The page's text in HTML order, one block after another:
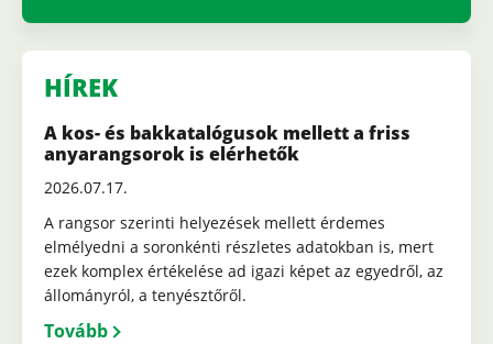
HÍREK
A kos- és bakkatalógusok mellett a friss
anyarangsorok is elérhetők
2026.07.17.
A rangsor szerinti helyezések mellett érdemes
elmélyedni a soronkénti részletes adatokban is, mert
ezek komplex értékelése ad igazi képet az egyedről, az
állományról, a tenyésztőről.
Tovább